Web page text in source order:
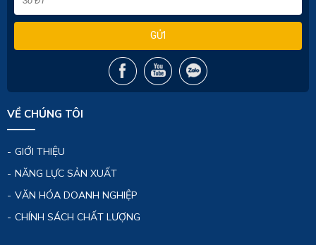
GỬI
VỀ CHÚNG TÔI
GIỚI THIỆU
NĂNG LỰC SẢN XUẤT
VĂN HÓA DOANH NGHIỆP
CHÍNH SÁCH CHẤT LƯỢNG